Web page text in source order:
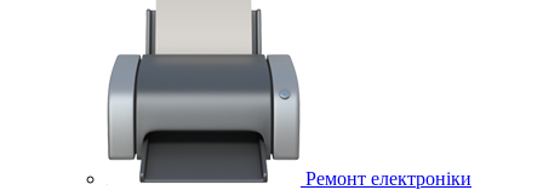
Ремонт електроніки